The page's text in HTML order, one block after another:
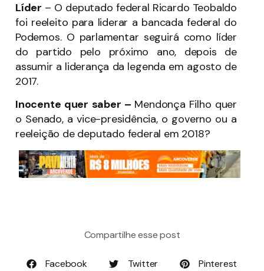
Líder – O deputado federal Ricardo Teobaldo
foi reeleito para liderar a bancada federal do
Podemos. O parlamentar seguirá como líder
do partido pelo próximo ano, depois de
assumir a liderança da legenda em agosto de
2017.
Inocente quer saber – Mendonça Filho quer
o Senado, a vice-presidência, o governo ou a
reeleição de deputado federal em 2018?
Compartilhe esse post
Facebook Twitter
Pinterest